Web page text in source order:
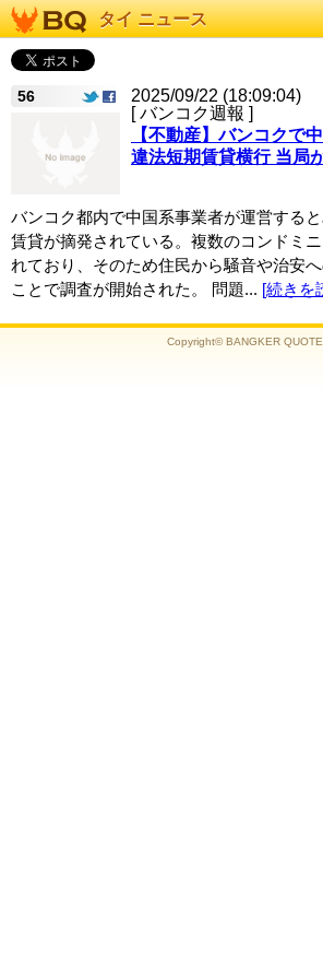
タイ ニュース
56
2025/09/22 (18:09:04)
[ バンコク週報 ]
【不動産】バンコクで
違法短期賃貸横行 当局
バンコク都内で中国系事業者が運営する
賃貸が摘発されている。複数のコンドミ
れており、そのため住民から騒音や治安
ことで調査が開始された。 問題... [続きを
Copyright© BANGKER QUOTE